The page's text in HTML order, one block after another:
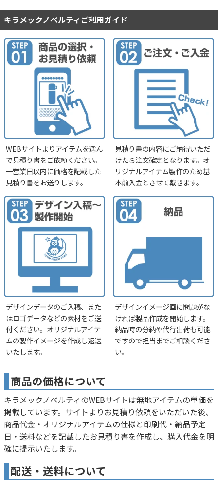
キラメックノベルティご利用ガイド
WEBサイトよりアイテムを選ん
で見積り書をご依頼ください。
一営業日以内に価格を記載した
見積り書をお送りします。
見積り書の内容にご納得いただ
けたら注文確定となります。オ
リジナルアイテム製作のため基
本前入金とさせて戴きます。
デザインデータのご入稿、また
はロゴデータなどの素材をご送
付ください。オリジナルアイテ
ムの製作イメージを作成し返送
いたします。
デザインイメージ画に問題がな
ければ製品作成を開始します。
納品時の分納や代行出荷も可能
ですので担当までご相談くださ
い。
商品の価格について
キラメックノベルティのWEBサイトは無地アイテムの単価を
掲載しています。サイトよりお見積り依頼をいただいた後、
商品代金・オリジナルアイテムの仕様と印刷代・納品予定
日・送料などを記載したお見積り書を作成し、購入代金を明
確に提示いたします。
配送・送料について